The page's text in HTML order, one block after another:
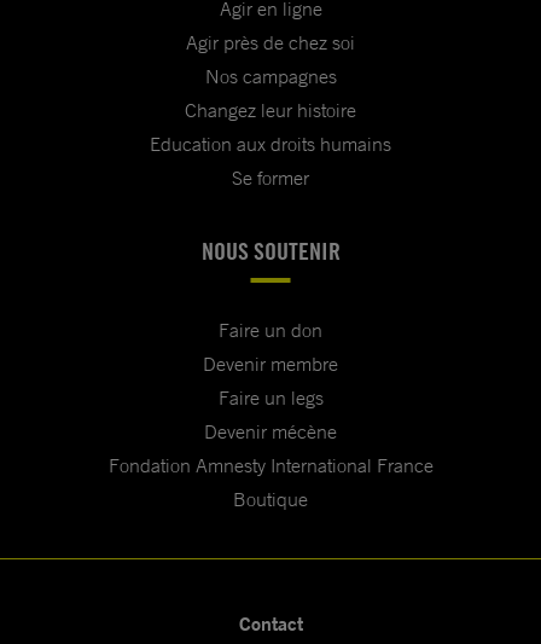
Agir en ligne
Agir près de chez soi
Nos campagnes
Changez leur histoire
Education aux droits humains
Se former
NOUS SOUTENIR
Faire un don
Devenir membre
Faire un legs
Devenir mécène
Fondation Amnesty International France
Boutique
Contact